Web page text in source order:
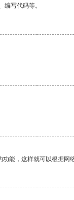
写代码等。
能，这样就可以根据网